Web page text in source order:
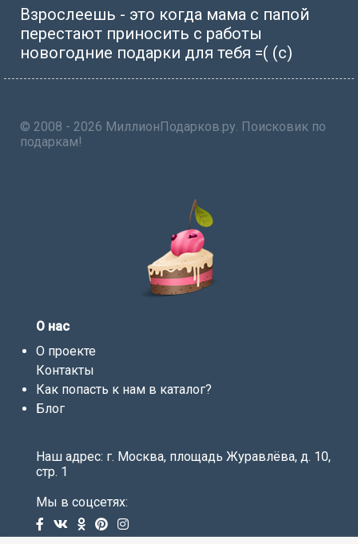
Взрослеешь - это когда мама с папой
перестают приносить с работы
новогодние подарки для тебя =( (с)
© 2008 - 2026 МиллионПодарков.ру. Поисковик по
подаркам!
О нас
О проекте
Контакты
Как попасть к нам в каталог?
Блог
Наш адрес: г. Москва, площадь Журавлёва, д. 10,
стр. 1
Мы в соцсетях: